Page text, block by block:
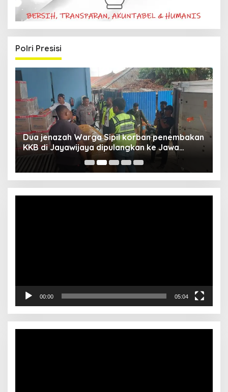
Polri Presisi
Dua jenazah Warga Sipil korban penembakan
KKB di Jayawijaya dipulangkan ke Jawa
Barat, Kaops Damai Cartenz: Kami terus buru
pelakunya
00:00 05:04